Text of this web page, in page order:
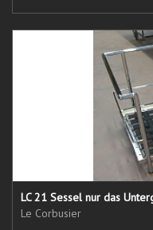
LC 21 Sessel nur das
Le Corbusier